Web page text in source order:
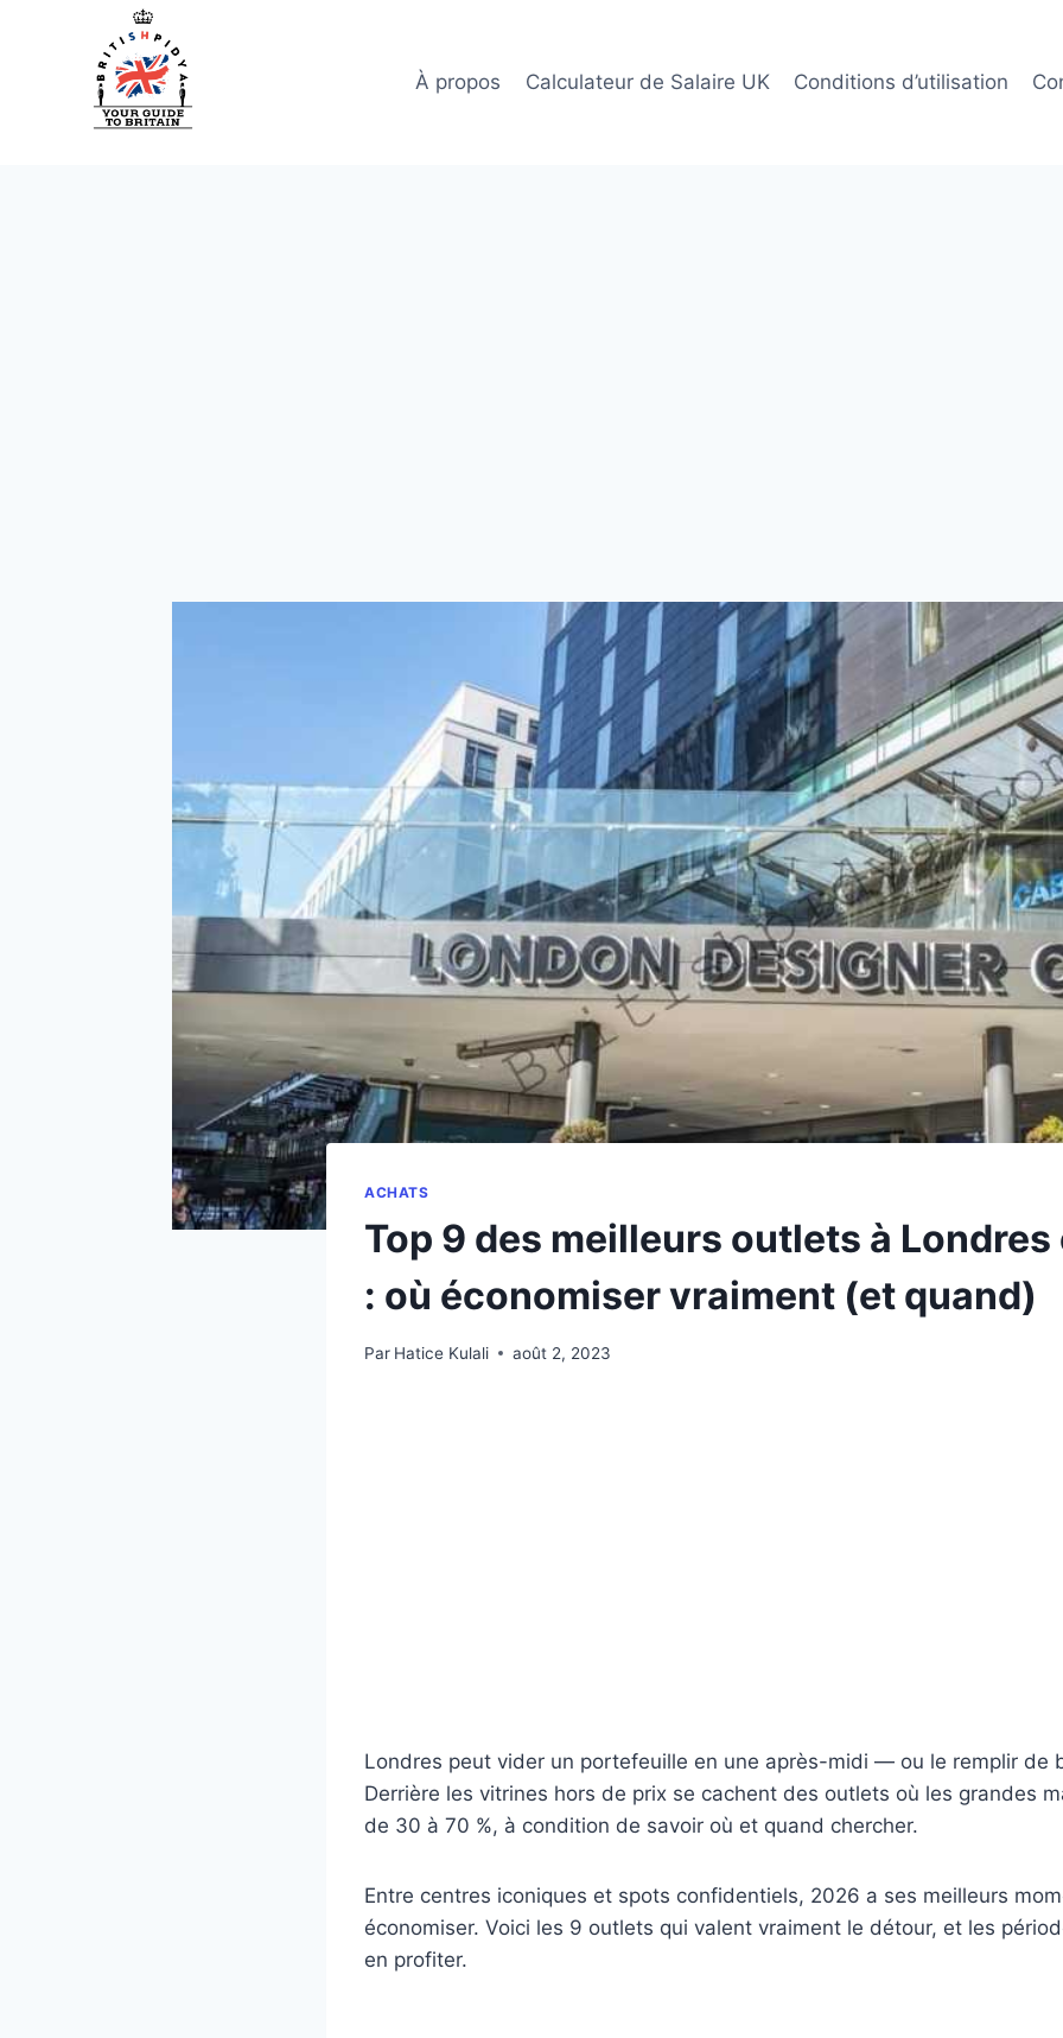
À propos Calculateur de Salaire UK Conditions d’utilisation
ACHATS
Top 9 des meilleurs outlets à
: où économiser vraiment (et quand)
Par Hatice Kulali août 2, 2023
Londres peut vider un portefeuille en une après-midi — ou le remplir de
Derrière les vitrines hors de prix se cachent des outlets où les grandes
de 30 à 70 %, à condition de savoir où et quand chercher.
Entre centres iconiques et spots confidentiels, 2026 a ses meilleurs
économiser. Voici les 9 outlets qui valent vraiment le détour, et les
en profiter.